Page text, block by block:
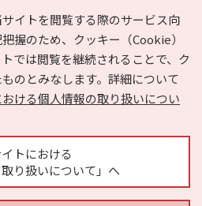
イトを閲覧する際のサービス向
握のため、クッキー（Cookie）
では閲覧を継続されることで、ク
のとみなします。詳細について
おける個人情報の取り扱いについ
トにおける
取り扱いについて」へ
に関するお問い合わせ
All Rights Reserved.